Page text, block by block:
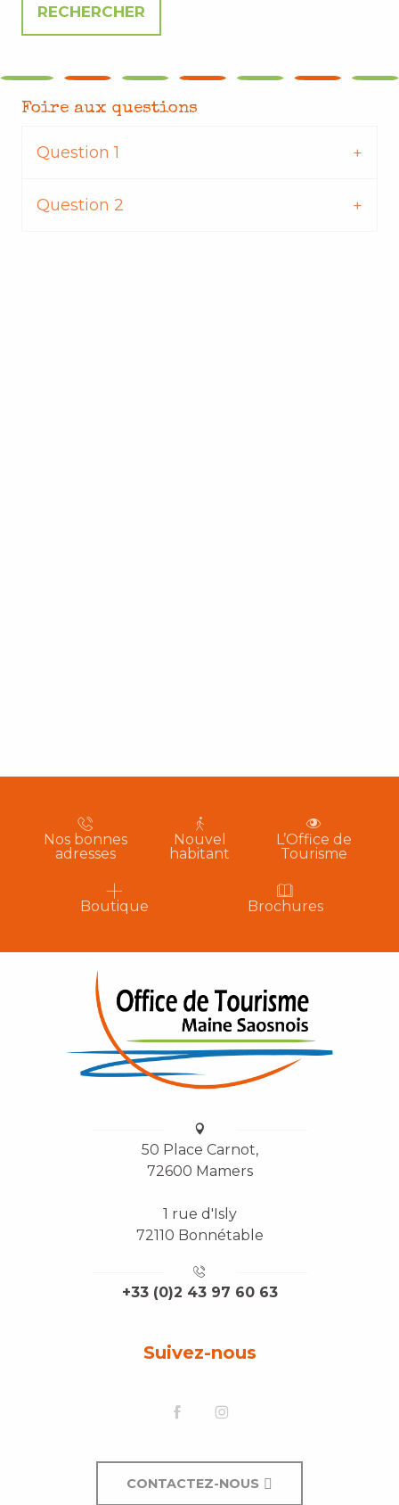
Foire aux questions
Question 1
Question 2
Nos bonnes
adresses
Nouvel
habitant
L’Office de
Tourisme
Boutique Brochures
50 Place Carnot,
72600 Mamers
1 rue d'Isly
72110 Bonnétable
+33 (0)2 43 97 60 63
Suivez-nous
CONTACTEZ-NOUS